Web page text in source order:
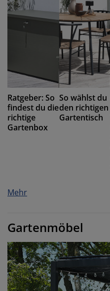
Ratgeber: So
findest du die
richtige
Gartenbox
So wählst du
den richtigen
Gartentisch
Mehr
Gartenmöbel